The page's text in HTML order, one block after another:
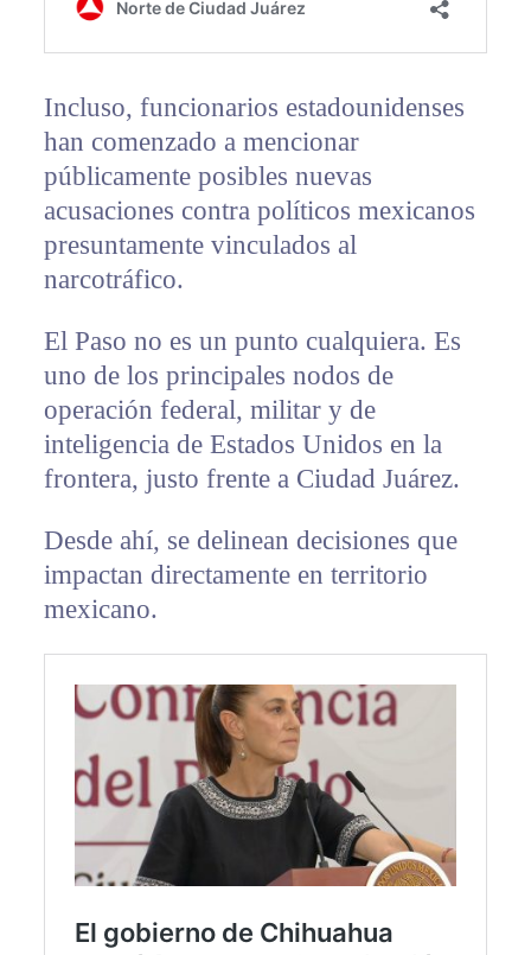
Incluso, funcionarios estadounidenses
han comenzado a mencionar
públicamente posibles nuevas
acusaciones contra políticos mexicanos
presuntamente vinculados al
narcotráfico.
El Paso no es un punto cualquiera. Es
uno de los principales nodos de
operación federal, militar y de
inteligencia de Estados Unidos en la
frontera, justo frente a Ciudad Juárez.
Desde ahí, se delinean decisiones que
impactan directamente en territorio
mexicano.